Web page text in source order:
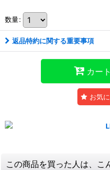
数量:
返品特約に関する重要事項
カー
お気
この商品を買った人は、こ